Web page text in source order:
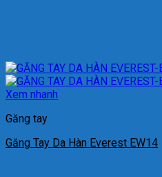
Xem nhanh
Găng tay
Găng Tay Da Hàn Everest EW14